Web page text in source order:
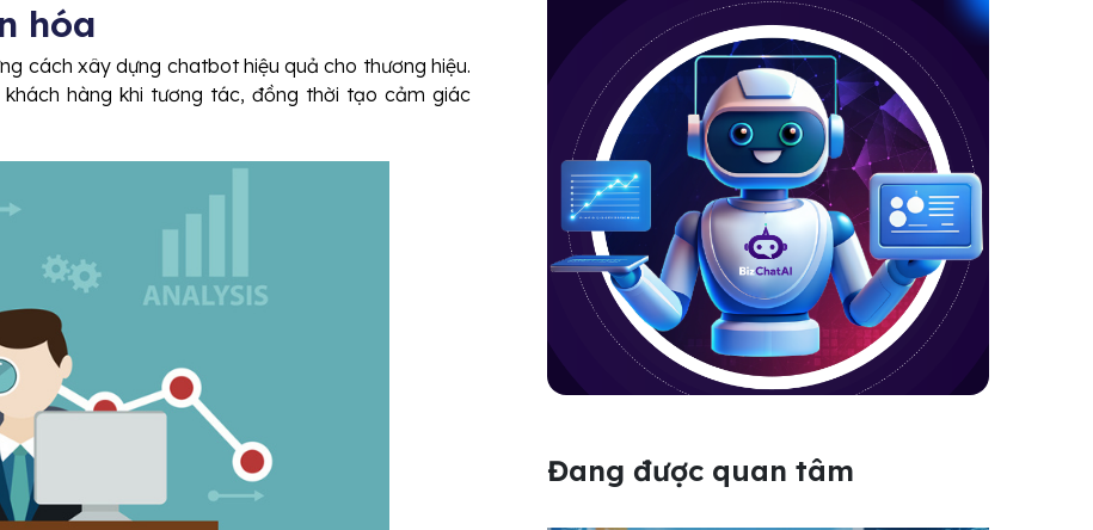
hóa
cách xây dựng chatbot hiệu quả cho thương hiệu.
hàng khi tương tác, đồng thời tạo cảm giác
Đang được quan tâm